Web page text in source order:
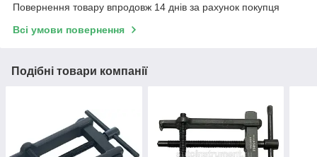
Повернення товару впродовж 14 днів за рахунок покупця
Всі умови повернення
Подібні товари компанії